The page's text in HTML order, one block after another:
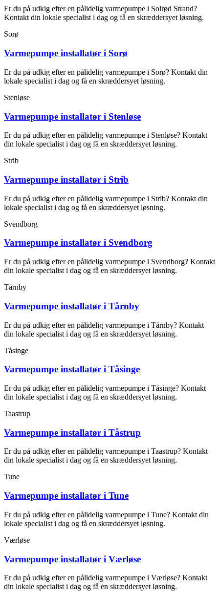
Er du på udkig efter en pålidelig varmepumpe i Solrød Strand?
Kontakt din lokale specialist i dag og få en skræddersyet løsning.
Sorø
Varmepumpe installatør i Sorø
Er du på udkig efter en pålidelig varmepumpe i Sorø? Kontakt din
lokale specialist i dag og få en skræddersyet løsning.
Stenløse
Varmepumpe installatør i Stenløse
Er du på udkig efter en pålidelig varmepumpe i Stenløse? Kontakt
din lokale specialist i dag og få en skræddersyet løsning.
Strib
Varmepumpe installatør i Strib
Er du på udkig efter en pålidelig varmepumpe i Strib? Kontakt din
lokale specialist i dag og få en skræddersyet løsning.
Svendborg
Varmepumpe installatør i Svendborg
Er du på udkig efter en pålidelig varmepumpe i Svendborg? Kontakt
din lokale specialist i dag og få en skræddersyet løsning.
Tårnby
Varmepumpe installatør i Tårnby
Er du på udkig efter en pålidelig varmepumpe i Tårnby? Kontakt
din lokale specialist i dag og få en skræddersyet løsning.
Tåsinge
Varmepumpe installatør i Tåsinge
Er du på udkig efter en pålidelig varmepumpe i Tåsinge? Kontakt
din lokale specialist i dag og få en skræddersyet løsning.
Taastrup
Varmepumpe installatør i Tåstrup
Er du på udkig efter en pålidelig varmepumpe i Taastrup? Kontakt
din lokale specialist i dag og få en skræddersyet løsning.
Tune
Varmepumpe installatør i Tune
Er du på udkig efter en pålidelig varmepumpe i Tune? Kontakt din
lokale specialist i dag og få en skræddersyet løsning.
Værløse
Varmepumpe installatør i Værløse
Er du på udkig efter en pålidelig varmepumpe i Værløse? Kontakt
din lokale specialist i dag og få en skræddersyet løsning.